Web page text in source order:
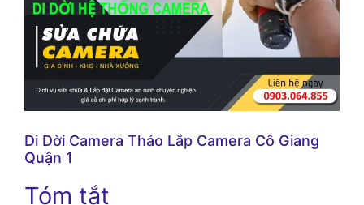
Di Dời Camera Tháo Lắp Camera Cô Giang
Quận 1
Tóm tắt